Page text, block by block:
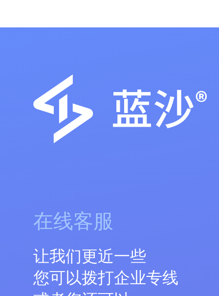
在线客服
让我们更近一些
您可以拨打企业专线